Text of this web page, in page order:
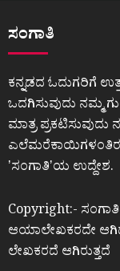
ಸಂಗಾತಿ
ಕನ್ನಡದ ಓದುಗರಿಗೆ
ಒದಗಿಸುವುದು ನಮ್ಮ
ಮಾತ್ರ
ʼಸಂಗಾತಿʼಯ ಉದ್ದೇಶ.
Copyright:-
ಆಯಾಲೇಖಕರದೇ
ಲೇಖಕರದೆ ಆಗಿರುತ್ತದೆ